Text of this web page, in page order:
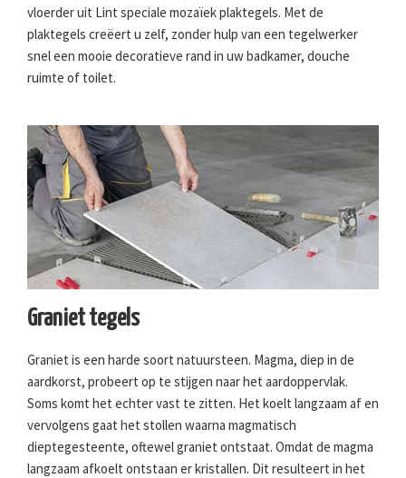
vloerder uit Lint speciale mozaïek plaktegels. Met de
plaktegels creëert u zelf, zonder hulp van een tegelwerker
snel een mooie decoratieve rand in uw badkamer, douche
ruimte of toilet.
Graniet tegels
Graniet is een harde soort natuursteen. Magma, diep in de
aardkorst, probeert op te stijgen naar het aardoppervlak.
Soms komt het echter vast te zitten. Het koelt langzaam af en
vervolgens gaat het stollen waarna magmatisch
dieptegesteente, oftewel graniet ontstaat. Omdat de magma
langzaam afkoelt ontstaan er kristallen. Dit resulteert in het